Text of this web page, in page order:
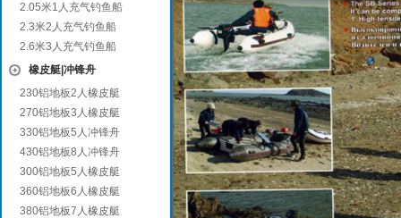
2.05米1人充气钓鱼船
2.3米2人充气钓鱼船
2.6米3人充气钓鱼船
橡皮艇|冲锋舟
230铝地板2人橡皮艇
270铝地板3人橡皮艇
330铝地板5人冲锋舟
430铝地板8人冲锋舟
300铝地板5人橡皮艇
360铝地板6人橡皮艇
380铝地板7人橡皮艇